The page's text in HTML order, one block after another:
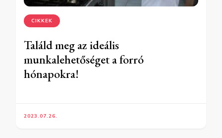
CIKKEK
Találd meg az ideális
munkalehetőséget a forró
hónapokra!
2023.07.26.